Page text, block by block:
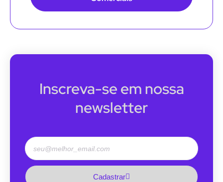
Inscreva-se em nossa
newsletter
Cadastrar